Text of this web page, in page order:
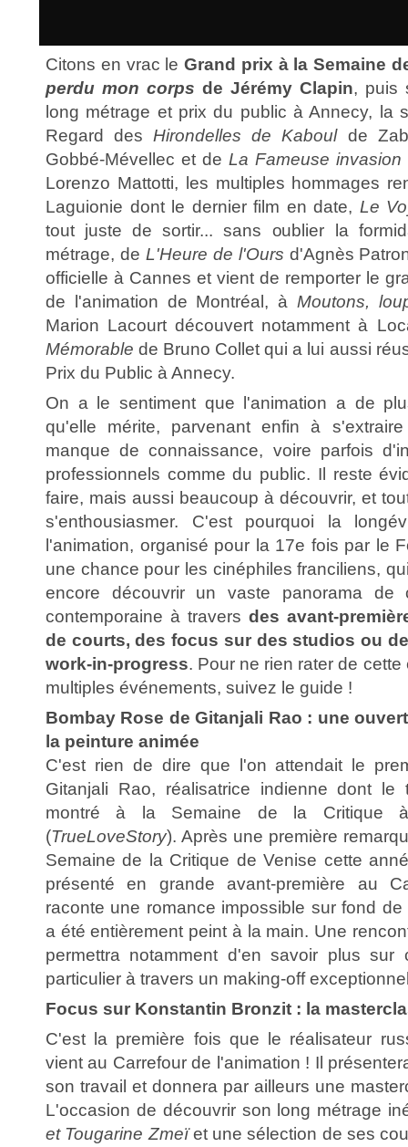
Citons en vrac leGrand prix à la Semaine
perdu mon corps de Jérémy Clapin, puis
long métrage et prix du public à Annecy, la
Regard desHirondelles de Kaboul de
Gobbé-Mévellec et de La Fameuse
Lorenzo Mattotti, les multiples hommages
Laguionie dont le dernier film en date, Le
tout juste de sortir... sans oublier la
métrage, de L'Heure de l'Ours d'Agnès
officielle à Cannes et vient de remporter le
de l'animation de Montréal, àMoutons,
Marion Lacourt découvert notamment à
Mémorable de Bruno Collet qui a lui aussi
Prix du Public à Annecy.
On a le sentiment que l'animation a de
qu'elle mérite, parvenant enfin à
manque de connaissance, voire parfois
professionnels comme du public. Il reste
faire, mais aussi beaucoup à découvrir, et
s'enthousiasmer. C'est pourquoi la
l'animation, organisé pour la 17e fois par le
une chance pour les cinéphiles franciliens,
encore découvrir un vaste panorama de
contemporaine à travers des avant-
de courts, des focus sur des studios ou
work-in-progress. Pour ne rien rater de
multiples événements, suivez le guide !
Bombay Rose de Gitanjali Rao : une
la peinture animée
C'est rien de dire que l'on attendait le
Gitanjali Rao, réalisatrice indienne dont le
montré à la Semaine de la Critique
(TrueLoveStory). Après une première
Semaine de la Critique de Venise cette
présenté en grande avant-première au
raconte une romance impossible sur fond
a été entièrement peint à la main. Une
permettra notamment d'en savoir plus sur
particulier à travers un making-off
Focus sur Konstantin Bronzit : la
C'est la première fois que le réalisateur
vient au Carrefour de l'animation ! Il
son travail et donnera par ailleurs une
L'occasion de découvrir son long métrage
et Tougarine Zmeïet une sélection de ses